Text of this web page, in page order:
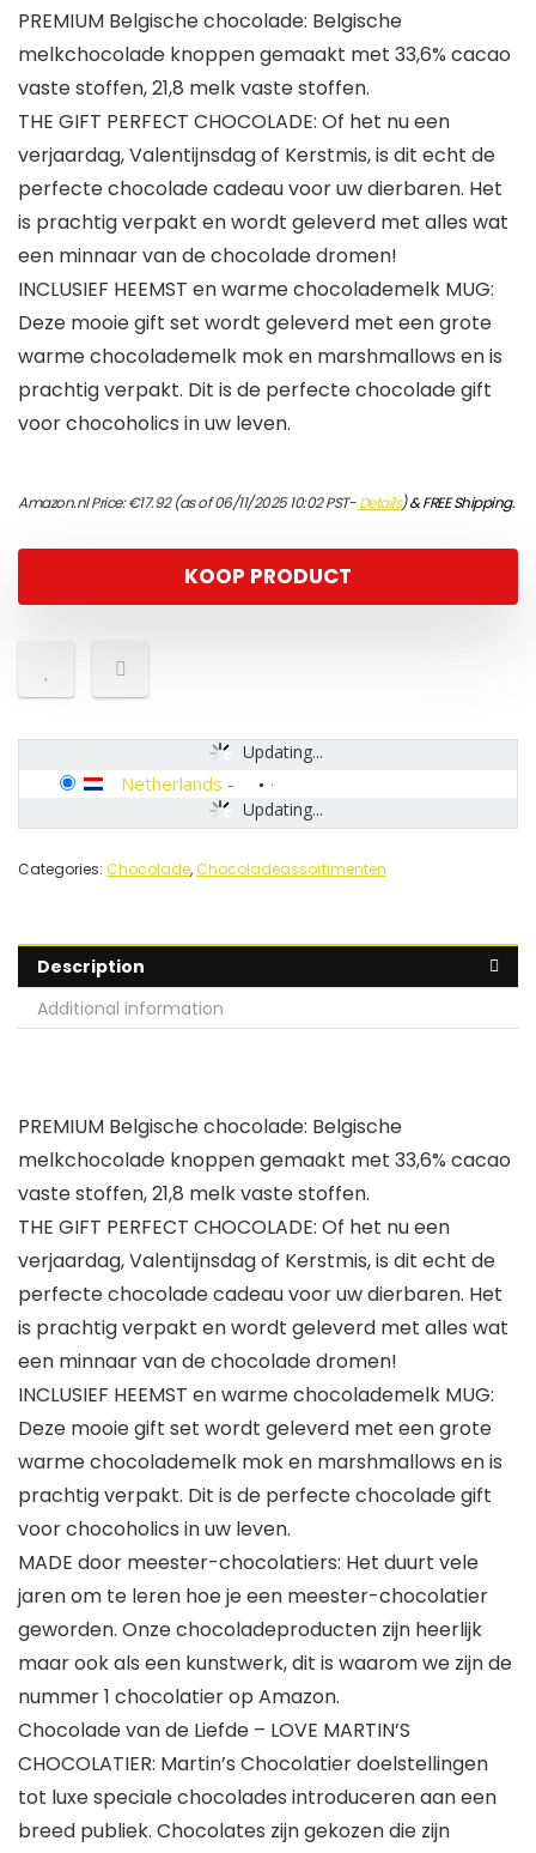
PREMIUM Belgische chocolade: Belgische
melkchocolade knoppen gemaakt met 33,6% cacao
vaste stoffen, 21,8 melk vaste stoffen.
THE GIFT PERFECT CHOCOLADE: Of het nu een
verjaardag, Valentijnsdag of Kerstmis, is dit echt de
perfecte chocolade cadeau voor uw dierbaren. Het
is prachtig verpakt en wordt geleverd met alles wat
een minnaar van de chocolade dromen!
INCLUSIEF HEEMST en warme chocolademelk MUG:
Deze mooie gift set wordt geleverd met een grote
warme chocolademelk mok en marshmallows en is
prachtig verpakt. Dit is de perfecte chocolade gift
voor chocoholics in uw leven.
Amazon.nl Price:€17.92(as of 06/11/2025 10:02 PST-Details)&FREE Shipping.
KOOP PRODUCT
Updating...
Updating...
Netherlands -
Categories: Chocolade,Chocoladeassortimenten
Description
Additional information
PREMIUM Belgische chocolade: Belgische
melkchocolade knoppen gemaakt met 33,6% cacao
vaste stoffen, 21,8 melk vaste stoffen.
THE GIFT PERFECT CHOCOLADE: Of het nu een
verjaardag, Valentijnsdag of Kerstmis, is dit echt de
perfecte chocolade cadeau voor uw dierbaren. Het
is prachtig verpakt en wordt geleverd met alles wat
een minnaar van de chocolade dromen!
INCLUSIEF HEEMST en warme chocolademelk MUG:
Deze mooie gift set wordt geleverd met een grote
warme chocolademelk mok en marshmallows en is
prachtig verpakt. Dit is de perfecte chocolade gift
voor chocoholics in uw leven.
MADE door meester-chocolatiers: Het duurt vele
jaren om te leren hoe je een meester-chocolatier
geworden. Onze chocoladeproducten zijn heerlijk
maar ook als een kunstwerk, dit is waarom we zijn de
nummer 1 chocolatier op Amazon.
Chocolade van de Liefde – LOVE MARTIN’S
CHOCOLATIER: Martin’s Chocolatier doelstellingen
tot luxe speciale chocolades introduceren aan een
breed publiek. Chocolates zijn gekozen die zijn